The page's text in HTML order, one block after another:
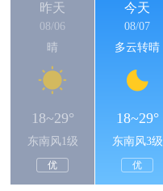
昨天
08/06
晴
18~29°
东南风1级
优
今天
08/07
多云转晴
18~29°
东南风3级
优